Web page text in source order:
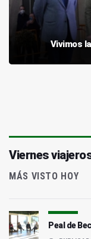
Vivimos
Viernes
MÁS VISTO HOY
Peal de